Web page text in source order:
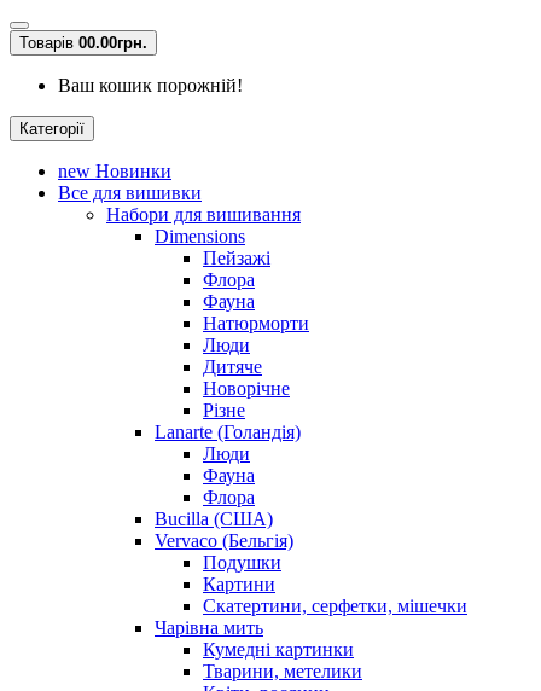
Товарів 00.00грн.
Ваш кошик порожній!
Категорії
new Новинки
Все для вишивки
Набори для вишивання
Dimensions
Пейзажі
Флора
Фауна
Натюрморти
Люди
Дитяче
Новорічне
Різне
Lanarte (Голандія)
Люди
Фауна
Флора
Bucilla (США)
Vervaco (Бельгія)
Подушки
Картини
Скатертини, серфетки, мішечки
Чарiвна мить
Кумедні картинки
Тварини, метелики